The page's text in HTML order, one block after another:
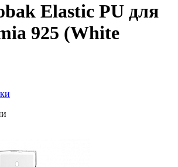
Elastic PU для
925 (White